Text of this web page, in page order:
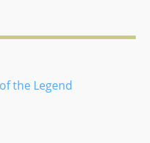
the Legend